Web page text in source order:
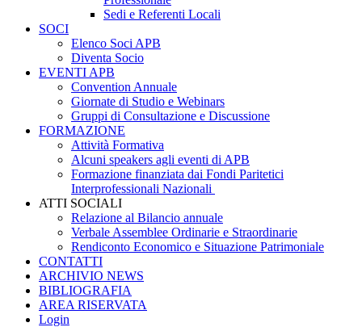
Sedi e Referenti Locali
SOCI
Elenco Soci APB
Diventa Socio
EVENTI APB
Convention Annuale
Giornate di Studio e Webinars
Gruppi di Consultazione e Discussione
FORMAZIONE
Attività Formativa
Alcuni speakers agli eventi di APB
Formazione finanziata dai Fondi Paritetici
Interprofessionali Nazionali
ATTI SOCIALI
Relazione al Bilancio annuale
Verbale Assemblee Ordinarie e Straordinarie
Rendiconto Economico e Situazione Patrimoniale
CONTATTI
ARCHIVIO NEWS
BIBLIOGRAFIA
AREA RISERVATA
Login